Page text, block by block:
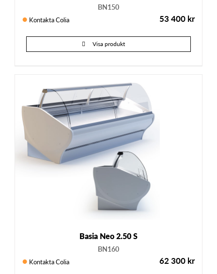
BN150
Kontakta Colia 53 400 kr
Visa produkt
Basia Neo 2.50 S
BN160
Kontakta Colia 62 300 kr